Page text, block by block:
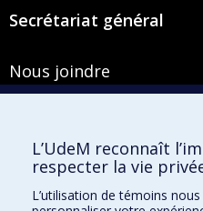
Secrétariat général
Nous joindre
Montréal (Québec) H3T 1J4
Courriel :secretariat-
L’UdeM reconnaît
respecter la vie
L’utilisation de témoins